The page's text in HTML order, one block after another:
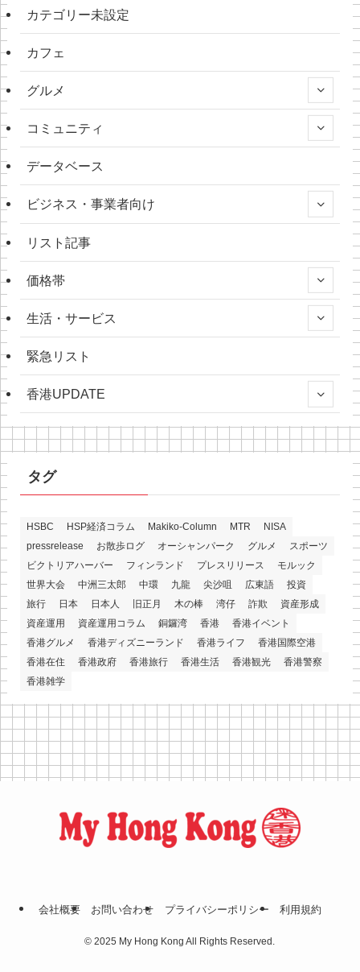
カテゴリー未設定
カフェ
グルメ
コミュニティ
データベース
ビジネス・事業者向け
リスト記事
価格帯
生活・サービス
緊急リスト
香港UPDATE
タグ
HSBC HSP経済コラム Makiko-Column MTR
NISA
pressrelease
お散歩ログ オーシャンパーク グルメ
スポーツ
ビクトリアハーバー
フィンランド プレスリリース
モルック
世界大会
中洲三太郎 中環 九龍 尖沙咀 広東語
投資
旅行
日本 日本人 旧正月 木の棒 湾仔 詐欺
資産形成
資産運用
資産運用コラム 銅鑼湾 香港
香港イベント
香港グルメ
香港ディズニーランド 香港ライフ
香港国際空港
香港在住
香港政府 香港旅行 香港生活 香港観光
香港警察
香港雑学
会社概要 お問い合わせ プライバシーポリシー 利⽤規約
© 2025 My Hong Kong All Rights Reserved.